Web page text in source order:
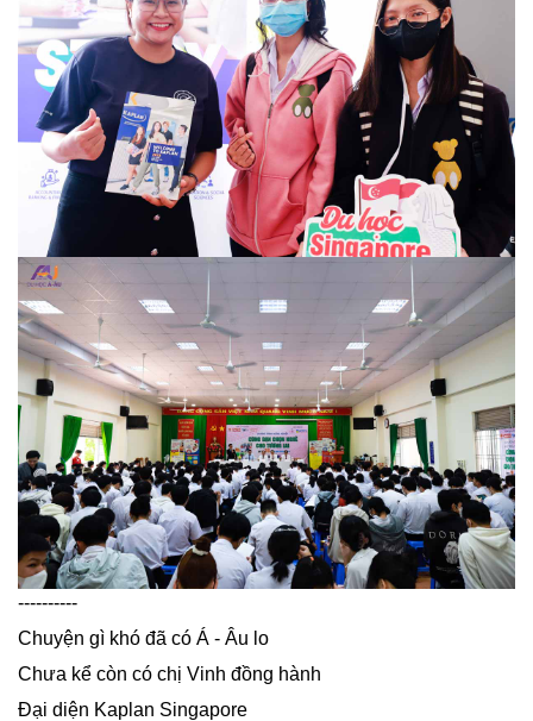
----------
Chuyện gì khó đã có Á - Âu lo
Chưa kể còn có chị Vinh đồng hành
Đại diện Kaplan Singapore